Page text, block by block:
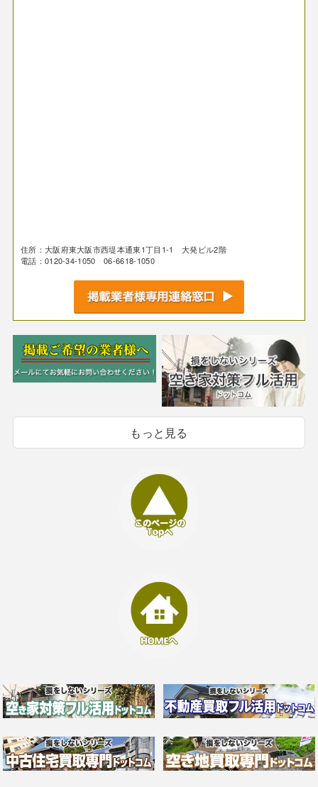
住所：大阪府東大阪市西堤本通東1丁目1-1 大発ビル2階
電話：0120-34-1050 06-6618-1050
もっと見る